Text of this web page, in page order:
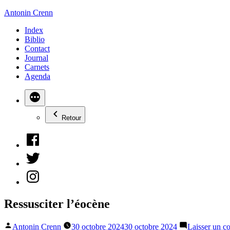
Aller
contenu
Antonin Crenn
Index
Biblio
Contact
Journal
Carnets
Agenda
Retour
Facebook
Twitter
Instagram
Ressusciter l’éocène
Publié
Antonin Crenn 30 octobre 202430 octobre 2024 Laisser un